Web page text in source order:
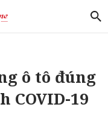
ô tô đúng
COVID-19